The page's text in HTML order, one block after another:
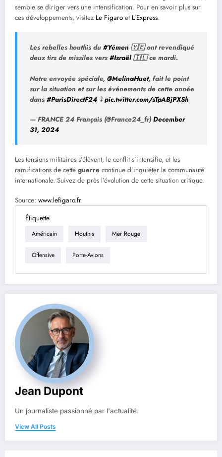
semble se diriger vers une intensification. Pour en savoir plus sur
ces développements, visitez Le Figaro et L’Express.
Les rebelles houthis du #Yémen 🇾🇪 ont revendiqué
deux tirs de missiles vers #Israël 🇮🇱 ce mardi.
Notre envoyée spéciale, @MelinaHuet, fait le point
sur la situation et sur les événements de cette année
dans #ParisDirectF24 ⤵️pic.twitter.com/sTpABjPXSh
— FRANCE 24 Français (@France24_fr) December
31, 2024
Les tensions militaires s’élèvent, le conflit s’intensifie, et les
ramifications de cette guerre continue d’inquiéter la communauté
internationale. Suivez de près l’évolution de cette situation critique.
Source: www.lefigaro.fr
Étiquette
Américain Houthis Mer Rouge
Offensive Porte-Avions
Jean Dupont
Un journaliste passionné par l'actualité.
View All Posts